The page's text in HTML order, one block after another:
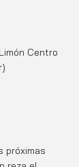
Centro
próximas